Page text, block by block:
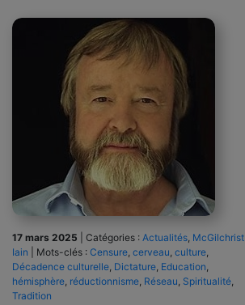
17 mars 2025 Catégories : Actualités, McGilchrist
Iain
Mots-clés : Censure, cerveau, culture,
Décadence culturelle, Dictature, Education,
hémisphère, réductionnisme, Réseau, Spiritualité,
Tradition